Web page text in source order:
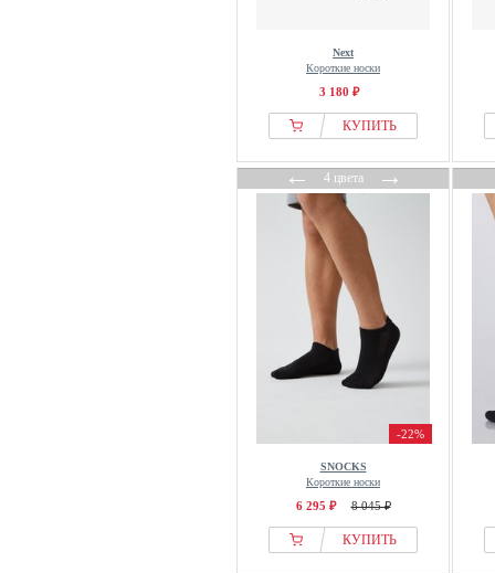
Next
Короткие носки
3 180 ₽
КУПИТЬ
←4 цвета→
-22%
SNOCKS
Короткие носки
6 295 ₽ 8 045 ₽
КУПИТЬ